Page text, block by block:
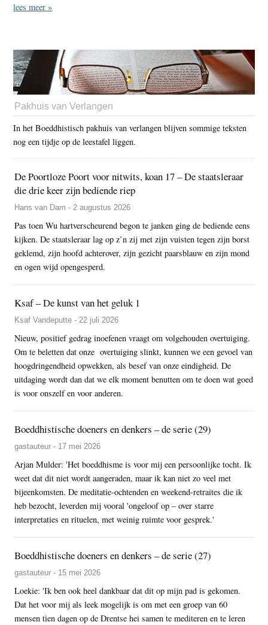
lees meer »
Pakhuis van Verlangen
In het Boeddhistisch pakhuis van verlangen blijven sommige teksten
nog een tijdje op de leestafel liggen.
De Poortloze Poort voor nitwits, koan 17 – De staatsleraar
die drie keer zijn bediende riep
Hans van Dam - 2 augustus 2026
Pas toen Wu hartverscheurend begon te janken ging de bediende eens
kijken. De staatsleraar lag op z’n zij met zijn vuisten tegen zijn borst
geklemd, zijn hoofd achterover, zijn gezicht paarsblauw en zijn mond
en ogen wijd opengesperd.
Ksaf – De kunst van het geluk 1
Ksaf Vandeputte - 22 juli 2026
Nieuw, positief gedrag inoefenen vraagt om volgehouden overtuiging.
Om te beletten dat onze overtuiging slinkt, kunnen we een gevoel van
hoogdringendheid opwekken, als besef van onze eindigheid. De
uitdaging wordt dan dat we elk moment benutten om te doen wat goed
is voor onszelf en voor anderen.
Boeddhistische doeners en denkers – de serie (29)
gastauteur - 17 mei 2026
Arjan Mulder: 'Het boeddhisme is voor mij een persoonlijke tocht. Ik
weet dat dit niet wordt aangeraden, maar ik kan niet zo veel met
bijeenkomsten. De meditatie-ochtenden en weekend-retraites die ik
heb bezocht, leverden mij vooral 'ongeloof op – over starre
interpretaties en rituelen, met weinig ruimte voor gesprek.'
Boeddhistische doeners en denkers – de serie (27)
gastauteur - 15 mei 2026
Loekie: 'Ik ben ook heel dankbaar dat dit op mijn pad is gekomen.
Dat het voor mij als leek mogelijk is om met een groep van 60
mensen tien dagen op de Drentse hei samen te mediteren en te leren